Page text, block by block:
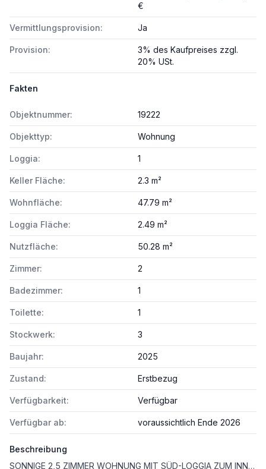
€
Vermittlungsprovision: Ja
Provision:
3% des Kaufpreises zzgl.
20% USt.
Fakten
Objektnummer: 19222
Objekttyp: Wohnung
Loggia: 1
Keller Fläche: 2.3 m²
Wohnfläche: 47.79 m²
Loggia Fläche: 2.49 m²
Nutzfläche: 50.28 m²
Zimmer: 2
Badezimmer: 1
Toilette: 1
Stockwerk: 3
Baujahr: 2025
Zustand: Erstbezug
Verfügbarkeit: Verfügbar
Verfügbar ab: voraussichtlich Ende 2026
Beschreibung
SONNIGE 2,5 ZIMMER WOHNUNG MIT SÜD-LOGGIA ZUM INNENHOF